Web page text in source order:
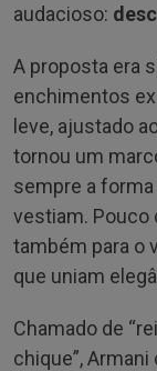
audacioso:
A proposta era
enchimentos
leve, ajustado
tornou um
sempre a
vestiam. Pouco
também para o
que uniam
Chamado de
chique”,